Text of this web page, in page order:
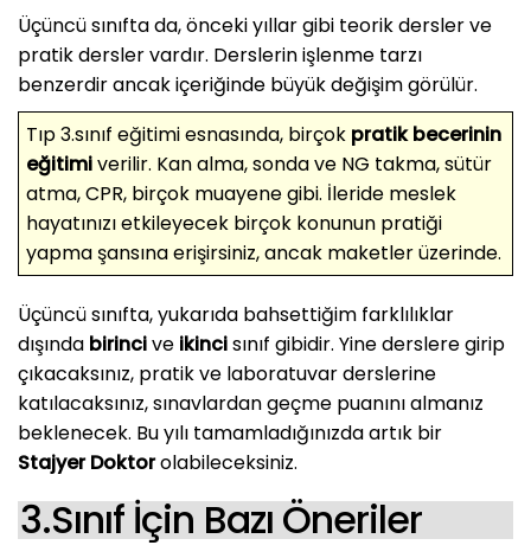
Üçüncü sınıfta da, önceki yıllar gibi teorik dersler ve
pratik dersler vardır. Derslerin işlenme tarzı
benzerdir ancak içeriğinde büyük değişim görülür.
Tıp 3.sınıf eğitimi esnasında, birçok pratik becerinin
eğitimiverilir. Kan alma, sonda ve NG takma, sütür
atma, CPR, birçok muayene gibi. İleride meslek
hayatınızı etkileyecek birçok konunun pratiği
yapma şansına erişirsiniz, ancak maketler üzerinde.
Üçüncü sınıfta, yukarıda bahsettiğim farklılıklar
dışında birincive ikincisınıf gibidir. Yine derslere girip
çıkacaksınız, pratik ve laboratuvar derslerine
katılacaksınız, sınavlardan geçme puanını almanız
beklenecek. Bu yılı tamamladığınızda artık bir
Stajyer Doktorolabileceksiniz.
3.Sınıf İçin Bazı Öneriler